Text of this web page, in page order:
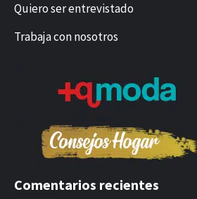
Quiero ser entrevistado
Trabaja con nosotros
Comentarios recientes